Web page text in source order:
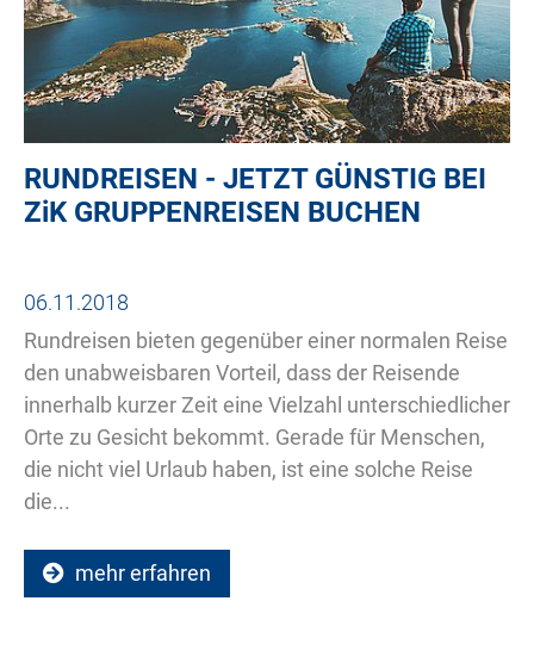
RUNDREISEN - JETZT GÜNSTIG BEI
ZiKGRUPPENREISEN BUCHEN
06.11.2018
Rundreisen bieten gegenüber einer normalen Reise
den unabweisbaren Vorteil, dass der Reisende
innerhalb kurzer Zeit eine Vielzahl unterschiedlicher
Orte zu Gesicht bekommt. Gerade für Menschen,
die nicht viel Urlaub haben, ist eine solche Reise
die...
mehr erfahren